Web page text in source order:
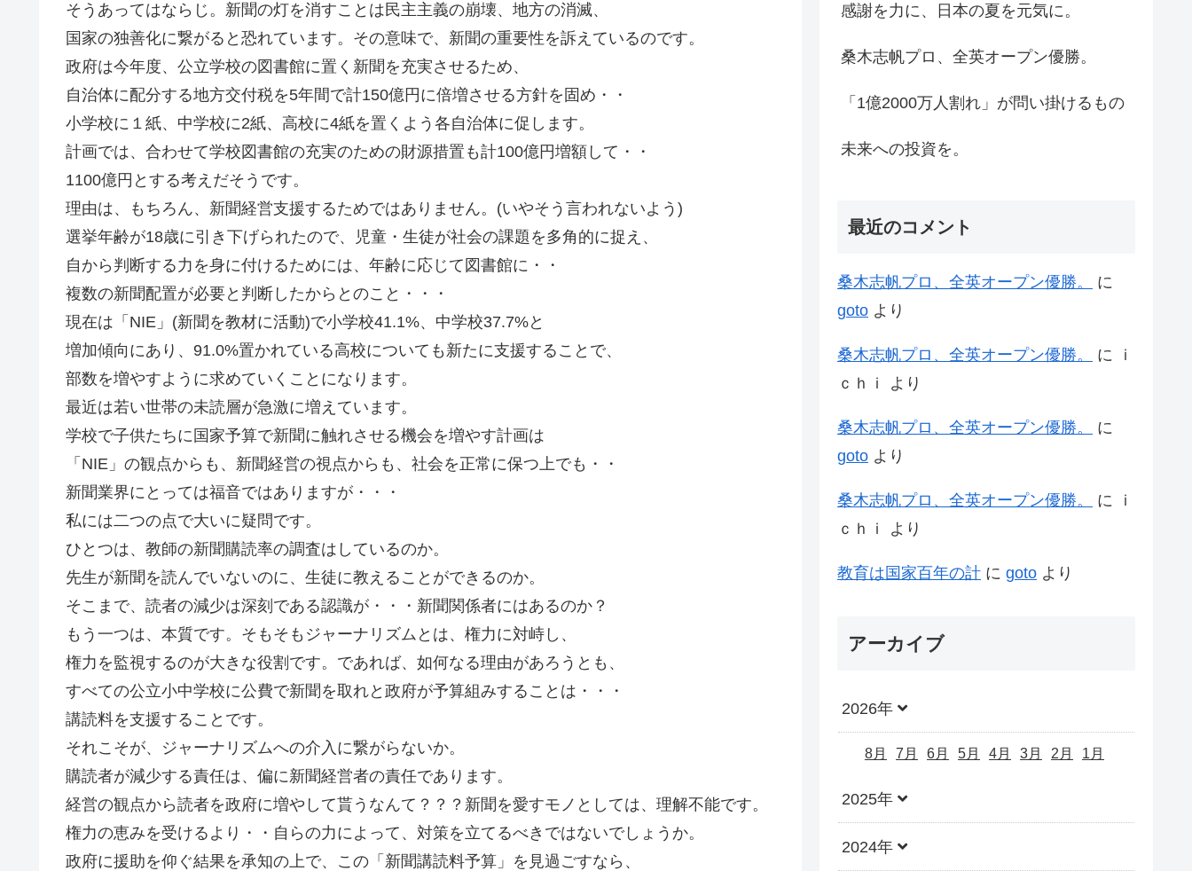
そうあってはならじ。新聞の灯を消すことは民主主義の崩壊、地方の消滅、
国家の独善化に繋がると恐れています。その意味で、新聞の重要性を訴えているのです。
政府は今年度、公立学校の図書館に置く新聞を充実させるため、
自治体に配分する地方交付税を5年間で計150億円に倍増させる方針を固め・・
小学校に１紙、中学校に2紙、高校に4紙を置くよう各自治体に促します。
計画では、合わせて学校図書館の充実のための財源措置も計100億円増額して・・
1100億円とする考えだそうです。
理由は、もちろん、新聞経営支援するためではありません。(いやそう言われないよう)
選挙年齢が18歳に引き下げられたので、児童・生徒が社会の課題を多角的に捉え、
自から判断する力を身に付けるためには、年齢に応じて図書館に・・
複数の新聞配置が必要と判断したからとのこと・・・
現在は「NIE」(新聞を教材に活動)で小学校41.1%、中学校37.7%と
増加傾向にあり、91.0%置かれている高校についても新たに支援することで、
部数を増やすように求めていくことになります。
最近は若い世帯の未読層が急激に増えています。
学校で子供たちに国家予算で新聞に触れさせる機会を増やす計画は
「NIE」の観点からも、新聞経営の視点からも、社会を正常に保つ上でも・・
新聞業界にとっては福音ではありますが・・・
私には二つの点で大いに疑問です。
ひとつは、教師の新聞購読率の調査はしているのか。
先生が新聞を読んでいないのに、生徒に教えることができるのか。
そこまで、読者の減少は深刻である認識が・・・新聞関係者にはあるのか？
もう一つは、本質です。そもそもジャーナリズムとは、権力に対峙し、
権力を監視するのが大きな役割です。であれば、如何なる理由があろうとも、
すべての公立小中学校に公費で新聞を取れと政府が予算組みすることは・・・
講読料を支援することです。
それこそが、ジャーナリズムへの介入に繋がらないか。
購読者が減少する責任は、偏に新聞経営者の責任であります。
経営の観点から読者を政府に増やして貰うなんて？？？新聞を愛すモノとしては、理解不能です。
権力の恵みを受けるより・・自らの力によって、対策を立てるべきではないでしょうか。
政府に援助を仰ぐ結果を承知の上で、この「新聞講読料予算」を見過ごすなら、
感謝を力に、日本の夏を元気に。
桑木志帆プロ、全英オープン優勝。
「1億2000万人割れ」が問い掛けるもの
未来への投資を。
最近のコメント
桑木志帆プロ、全英オープン優勝。
に
goto より
桑木志帆プロ、全英オープン優勝。 に
ｉ
ｃｈｉ
より
桑木志帆プロ、全英オープン優勝。
に
goto より
桑木志帆プロ、全英オープン優勝。 に
ｉ
ｃｈｉ
より
教育は国家百年の計 に goto より
アーカイブ
2026年
8月 7月 6月 5月 4月 3月 2月 1月
2025年
2024年